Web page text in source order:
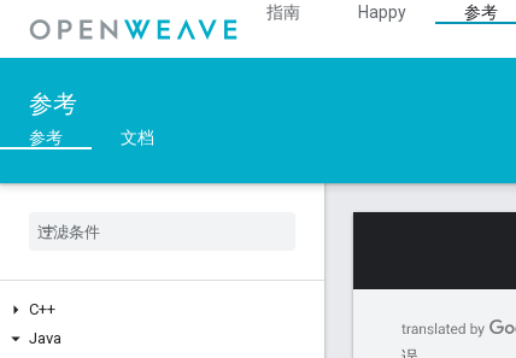
指南 Happy 参考
参考
参考 文档
C++
Java